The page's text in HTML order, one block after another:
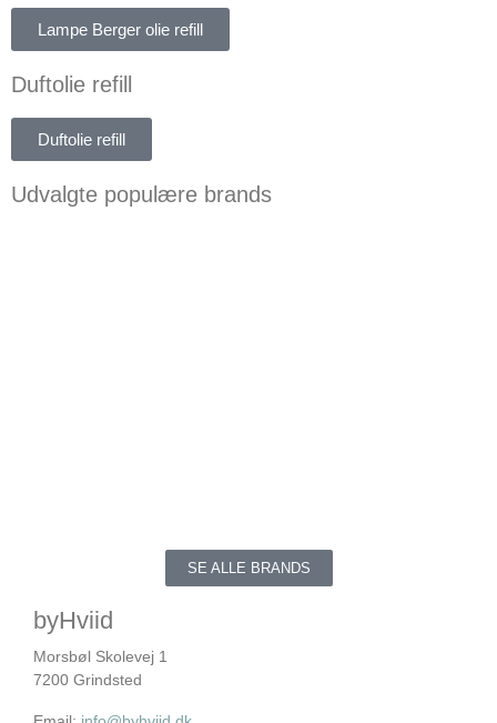
Lampe Berger olie refill
Duftolie refill
Duftolie refill
Udvalgte populære brands
SE ALLE BRANDS
byHviid
Morsbøl Skolevej 1
7200 Grindsted